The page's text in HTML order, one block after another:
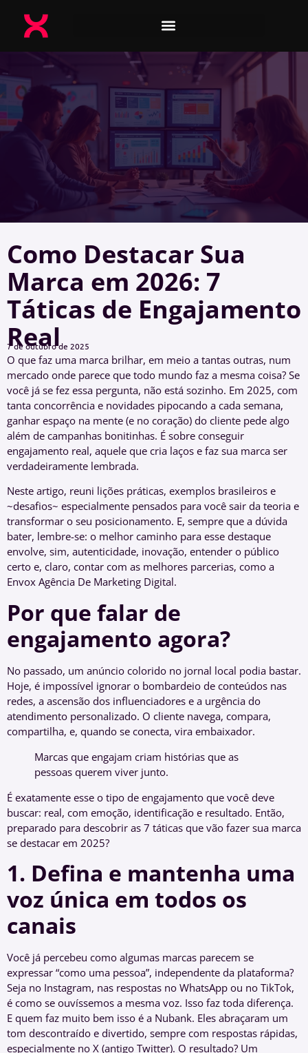
Como Destacar Sua
Marca em 2026: 7
Táticas de Engajamento
Real
7 de outubro de 2025
O que faz uma marca brilhar, em meio a tantas outras, num
mercado onde parece que todo mundo faz a mesma coisa? Se
você já se fez essa pergunta, não está sozinho. Em 2025, com
tanta concorrência e novidades pipocando a cada semana,
ganhar espaço na mente (e no coração) do cliente pede algo
além de campanhas bonitinhas. É sobre conseguir
engajamento real, aquele que cria laços e faz sua marca ser
verdadeiramente lembrada.
Neste artigo, reuni lições práticas, exemplos brasileiros e
~desafios~ especialmente pensados para você sair da teoria e
transformar o seu posicionamento. E, sempre que a dúvida
bater, lembre-se: o melhor caminho para esse destaque
envolve, sim, autenticidade, inovação, entender o público
certo e, claro, contar com as melhores parcerias, como a
Envox Agência De Marketing Digital.
Por que falar de
engajamento agora?
No passado, um anúncio colorido no jornal local podia bastar.
Hoje, é impossível ignorar o bombardeio de conteúdos nas
redes, a ascensão dos influenciadores e a urgência do
atendimento personalizado. O cliente navega, compara,
compartilha, e, quando se conecta, vira embaixador.
Marcas que engajam criam histórias que as
pessoas querem viver junto.
É exatamente esse o tipo de engajamento que você deve
buscar: real, com emoção, identificação e resultado. Então,
preparado para descobrir as 7 táticas que vão fazer sua marca
se destacar em 2025?
1. Defina e mantenha uma
voz única em todos os
canais
Você já percebeu como algumas marcas parecem se
expressar “como uma pessoa”, independente da plataforma?
Seja no Instagram, nas respostas no WhatsApp ou no TikTok,
é como se ouvíssemos a mesma voz. Isso faz toda diferença.
E quem faz muito bem isso é a Nubank. Eles abraçaram um
tom descontraído e divertido, sempre com respostas rápidas,
especialmente no X (antigo Twitter). O resultado? Um